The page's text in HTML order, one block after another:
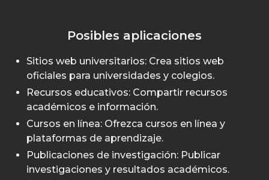
Posibles aplicaciones
Sitios web universitarios: Crea sitios web
oficiales para universidades y colegios.
Recursos educativos: Compartir recursos
académicos e información.
Cursos en línea: Ofrezca cursos en línea y
plataformas de aprendizaje.
Publicaciones de investigación: Publicar
investigaciones y resultados académicos.